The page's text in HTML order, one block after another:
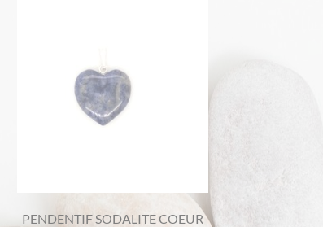
PENDENTIF SODALITE COEUR